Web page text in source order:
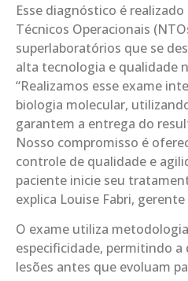
Esse diagnóstico é
Técnicos Operacionais
superlaboratórios que se
alta tecnologia e qualidade
“Realizamos esse exame
biologia molecular,
garantem a entrega do
Nosso compromisso é
controle de qualidade e
paciente inicie seu
explica Louise Fabri,
O exame utiliza
especificidade, permitindo a
lesões antes que evoluam